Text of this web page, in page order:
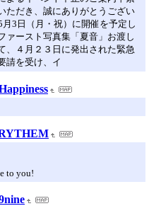
ただき、誠にありがとうござい
3日（月・祝）に開催を予定し
ァースト写真集「夏音」お渡し
、４月２３日に発出された緊急
請を受け、イ
to you!